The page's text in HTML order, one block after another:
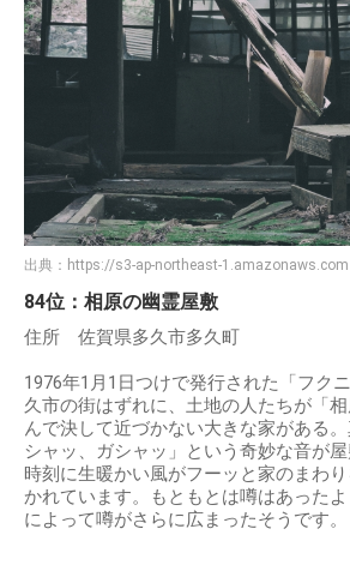
出典： https://s3-ap-northeast-1.amazonaws.com
84位：相原の幽霊屋敷
住所 佐賀県多久市多久町
1976年1月1日つけで発行された「フク
久市の街はずれに、土地の人たちが「
んで決して近づかない大きな家がある
シャッ、ガシャッ」という奇妙な音が
時刻に生暖かい風がフーッと家のまわ
かれています。もともとは噂はあった
によって噂がさらに広まったそうです。